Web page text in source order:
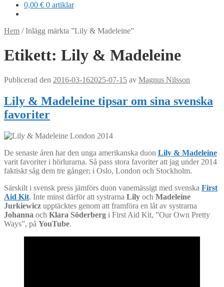
0,00 € 0 artiklar
Hem /Inlägg märkta ”Lily & Madeleine”
Etikett: Lily & Madeleine
Publicerad den 2016-03-162025-07-15 av Magnus Nilsson
Lily & Madeleine tipsar om sina svenska
favoriter
De senaste åren har den unga amerikanska duon Lily & Madeleine
varit favoriter i hörlurarna. Så pass stora favoriter att jag under 2014
faktiskt såg dem tre gånger; i Oslo, London och Stockholm.
Särskilt i svensk press jämförs duon vanemässigt med svenska First
Aid Kit. Inte minst därför att systrarna Lily och Madeleine
Jurkiewicz upptäcktes genom att framföra en låt av systrarna
Johanna och Klara Söderberg i First Aid Kit, ”Our Own Pretty
Ways”, på YouTube.